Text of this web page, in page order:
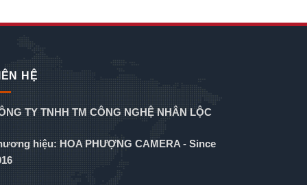
HỆ
TY TNHH TM CÔNG NGHỆ NHÂN LỘC
hiệu: HOA PHƯỢNG CAMERA - Since